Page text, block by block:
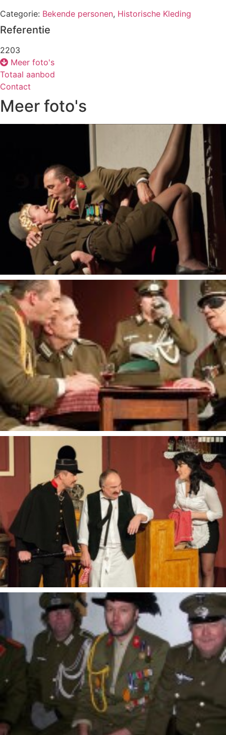
Categorie: Bekende personen, Historische Kleding
Referentie
2203
Meer foto's
Totaal aanbod
Contact
Meer foto's